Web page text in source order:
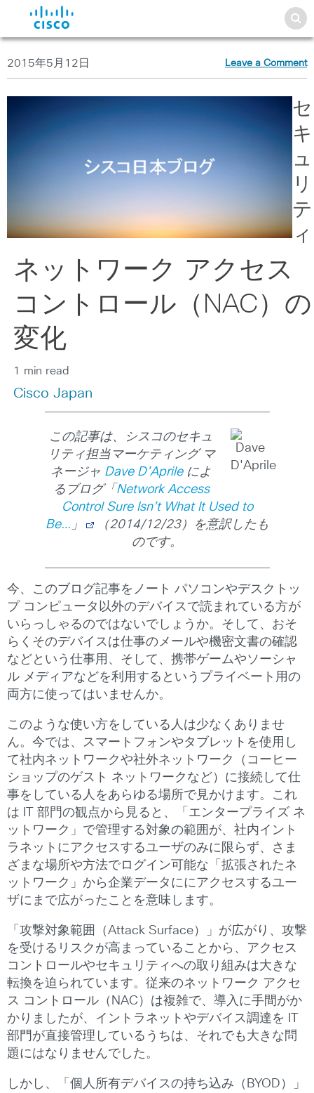
2015年5月12日 Leave a Comment
セ
キ
ュ
リ
テ
ィ
ネットワーク アクセス
コントロール（NAC）の
変化
1 min read
Cisco Japan
この記事は、シスコのセキュ
リティ担当マーケティング マ
ネージャ Dave D’Aprileによ
るブログ「 Network Access
Control Sure Isn’t What It Used to
Be… 」
（2014/12/23）を意訳したも
のです。
今、このブログ記事をノート パソコンやデスクトッ
プ コンピュータ以外のデバイスで読まれている方が
いらっしゃるのではないでしょうか。そして、おそ
らくそのデバイスは仕事のメールや機密文書の確認
などという仕事用、そして、携帯ゲームやソーシャ
ル メディアなどを利用するというプライベート用の
両方に使ってはいませんか。
このような使い方をしている人は少なくありませ
ん。今では、スマートフォンやタブレットを使用し
て社内ネットワークや社外ネットワーク（コーヒー
ショップのゲスト ネットワークなど）に接続して仕
事をしている人をあらゆる場所で見かけます。これ
は IT 部門の観点から見ると、「エンタープライズ ネ
ットワーク」で管理する対象の範囲が、社内イント
ラネットにアクセスするユーザのみに限らず、さま
ざまな場所や方法でログイン可能な「拡張されたネ
ットワーク」から企業データににアクセスするユー
ザにまで広がったことを意味します。
「攻撃対象範囲（Attack Surface）」が広がり、攻撃
を受けるリスクが高まっていることから、アクセス
コントロールやセキュリティへの取り組みは大きな
転換を迫られています。従来のネットワーク アクセ
ス コントロール（NAC）は複雑で、導入に手間がか
かりましたが、イントラネットやデバイス調達を IT
部門が直接管理しているうちは、それでも大きな問
題にはなりませんでした。
しかし、「個人所有デバイスの持ち込み（BYOD）」